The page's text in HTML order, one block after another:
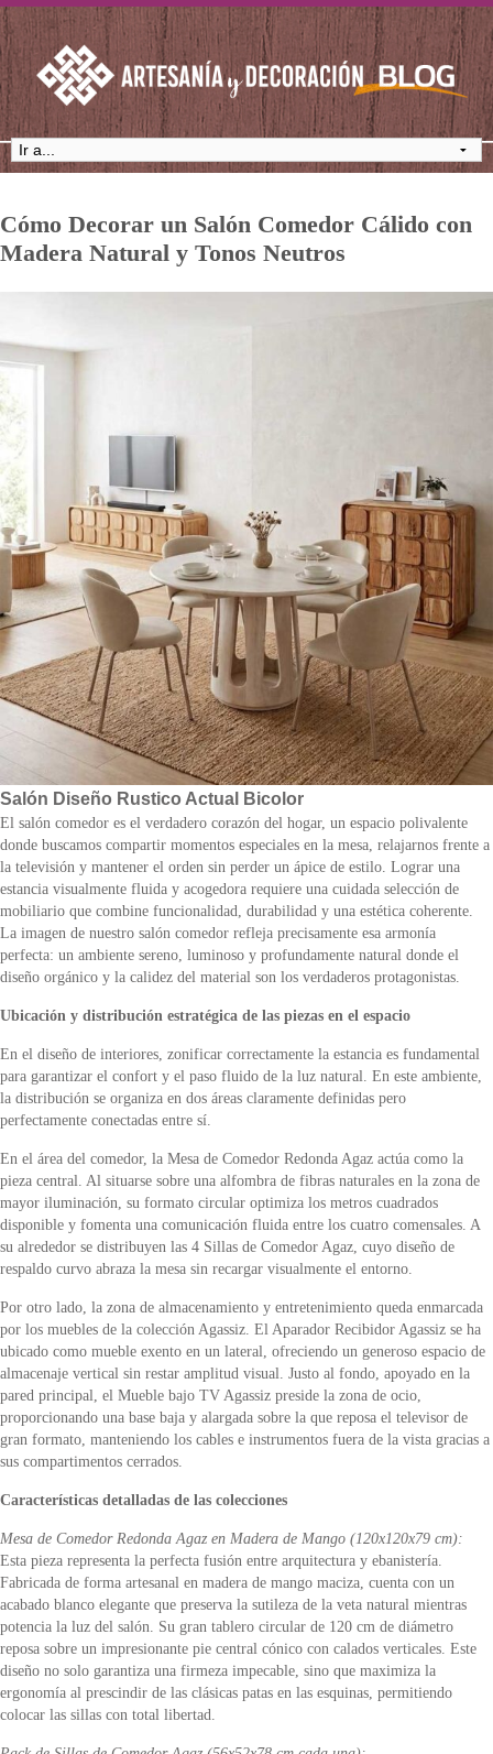
Cómo Decorar un Salón Comedor Cálido con
Madera Natural y Tonos Neutros
Salón Diseño Rustico Actual Bicolor
El salón comedor es el verdadero corazón del hogar, un espacio polivalente
donde buscamos compartir momentos especiales en la mesa, relajarnos frente a
la televisión y mantener el orden sin perder un ápice de estilo. Lograr una
estancia visualmente fluida y acogedora requiere una cuidada selección de
mobiliario que combine funcionalidad, durabilidad y una estética coherente.
La imagen de nuestro salón comedor refleja precisamente esa armonía
perfecta: un ambiente sereno, luminoso y profundamente natural donde el
diseño orgánico y la calidez del material son los verdaderos protagonistas.
Ubicación y distribución estratégica de las piezas en el espacio
En el diseño de interiores, zonificar correctamente la estancia es fundamental
para garantizar el confort y el paso fluido de la luz natural. En este ambiente,
la distribución se organiza en dos áreas claramente definidas pero
perfectamente conectadas entre sí.
En el área del comedor, la Mesa de Comedor Redonda Agaz actúa como la
pieza central. Al situarse sobre una alfombra de fibras naturales en la zona de
mayor iluminación, su formato circular optimiza los metros cuadrados
disponible y fomenta una comunicación fluida entre los cuatro comensales. A
su alrededor se distribuyen las 4 Sillas de Comedor Agaz, cuyo diseño de
respaldo curvo abraza la mesa sin recargar visualmente el entorno.
Por otro lado, la zona de almacenamiento y entretenimiento queda enmarcada
por los muebles de la colección Agassiz. El Aparador Recibidor Agassiz se ha
ubicado como mueble exento en un lateral, ofreciendo un generoso espacio de
almacenaje vertical sin restar amplitud visual. Justo al fondo, apoyado en la
pared principal, el Mueble bajo TV Agassiz preside la zona de ocio,
proporcionando una base baja y alargada sobre la que reposa el televisor de
gran formato, manteniendo los cables e instrumentos fuera de la vista gracias a
sus compartimentos cerrados.
Características detalladas de las colecciones
Mesa de Comedor Redonda Agaz en Madera de Mango (120x120x79 cm):
Esta pieza representa la perfecta fusión entre arquitectura y ebanistería.
Fabricada de forma artesanal en madera de mango maciza, cuenta con un
acabado blanco elegante que preserva la sutileza de la veta natural mientras
potencia la luz del salón. Su gran tablero circular de 120 cm de diámetro
reposa sobre un impresionante pie central cónico con calados verticales. Este
diseño no solo garantiza una firmeza impecable, sino que maximiza la
ergonomía al prescindir de las clásicas patas en las esquinas, permitiendo
colocar las sillas con total libertad.